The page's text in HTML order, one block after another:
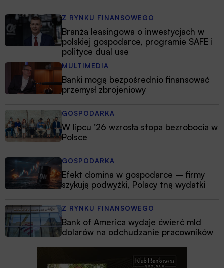
Z RYNKU FINANSOWEGO
Branża leasingowa o inwestycjach w
polskiej gospodarce, programie SAFE i
polityce dual use
MULTIMEDIA
Banki mogą bezpośrednio finansować
przemysł zbrojeniowy
GOSPODARKA
W lipcu ’26 wzrosła stopa bezrobocia w
Polsce
GOSPODARKA
Efekt domina w gospodarce – firmy
szykują podwyżki, Polacy tną wydatki
Z RYNKU FINANSOWEGO
Bank of America wydaje ćwierć mld
dolarów na odchudzanie pracowników